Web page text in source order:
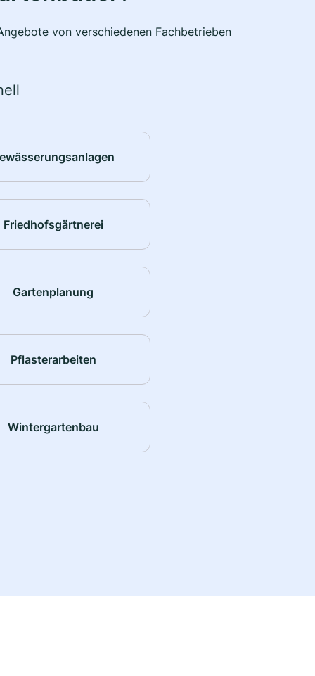
von verschiedenen Fachbetrieben
Friedhofsgärtnerei
Gartenplanung
Pflasterarbeiten
Wintergartenbau